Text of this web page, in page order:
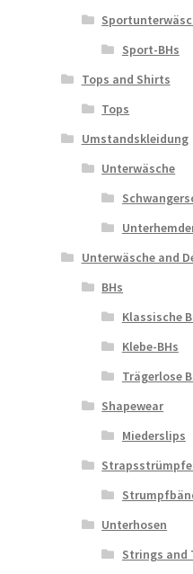
Sport-BHs
Tops and Shirts
Tops
Umstandskleidung
Unterwäsche
Unterwäsche and
BHs
Klassische
Klebe-BHs
Trägerlose
Shapewear
Miederslips
Unterhosen
Strings and